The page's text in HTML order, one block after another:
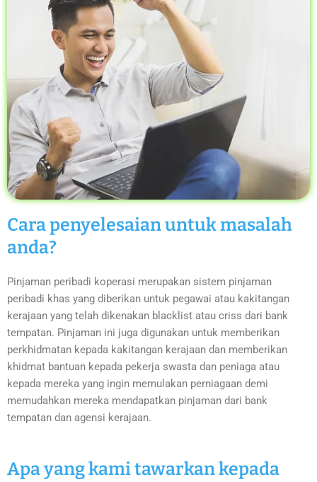
Cara penyelesaian untuk masalah
anda?
Pinjaman peribadi koperasi merupakan sistem pinjaman
peribadi khas yang diberikan untuk pegawai atau kakitangan
kerajaan yang telah dikenakan blacklist atau criss dari bank
tempatan. Pinjaman ini juga digunakan untuk memberikan
perkhidmatan kepada kakitangan kerajaan dan memberikan
khidmat bantuan kepada pekerja swasta dan peniaga atau
kepada mereka yang ingin memulakan perniagaan demi
memudahkan mereka mendapatkan pinjaman dari bank
tempatan dan agensi kerajaan.
Apa yang kami tawarkan kepada